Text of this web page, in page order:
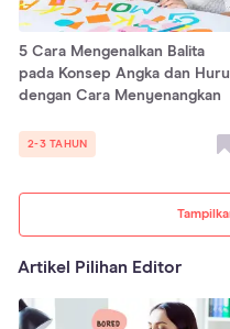
5 Cara Mengenalkan Balita
pada Konsep Angka dan
dengan Cara Menyenangkan
2-3 TAHUN
Artikel Pilihan Editor